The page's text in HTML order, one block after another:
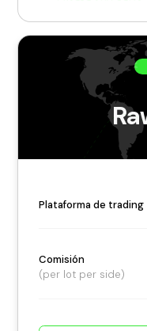
Plataforma de trading
Comisión
(per lot per side)